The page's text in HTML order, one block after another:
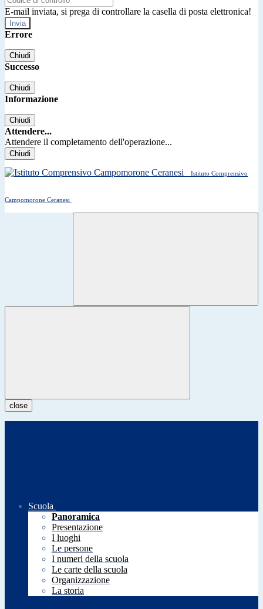
E-mail inviata, si prega di controllare la casella di posta elettronica!
Errore
Chiudi
Successo
Chiudi
Informazione
Chiudi
Attendere...
Attendere il completamento dell'operazione...
Chiudi
Istituto Comprensivo
Campomorone Ceranesi
close
Scuola
Panoramica
Presentazione
I luoghi
Le persone
I numeri della scuola
Le carte della scuola
Organizzazione
La storia